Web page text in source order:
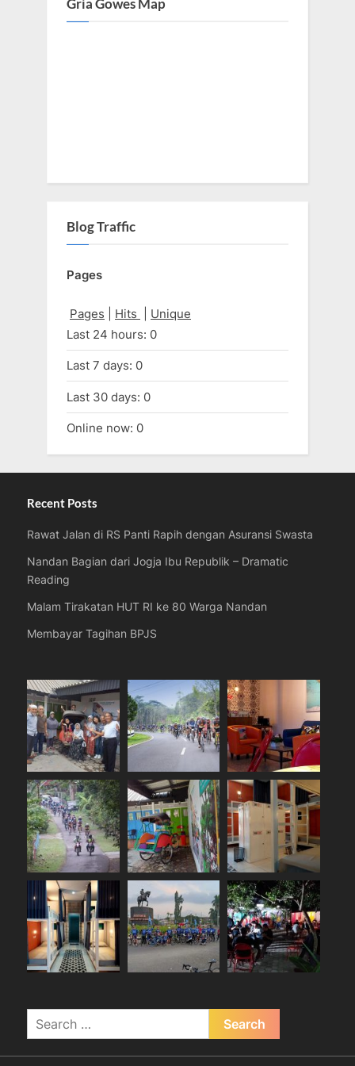
Gria Gowes Map
Blog Traffic
Pages
Pages Hits
Unique
Last 24 hours: 0
Last 7 days: 0
Last 30 days: 0
Online now: 0
Recent Posts
Rawat Jalan di RS Panti Rapih dengan Asuransi Swasta
Nandan Bagian dari Jogja Ibu Republik – Dramatic
Reading
Malam Tirakatan HUT RI ke 80 Warga Nandan
Membayar Tagihan BPJS
Search
for: